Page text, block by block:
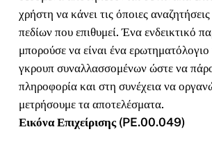
χρήστη να κάνει τις όποιες
πεδίων που επιθυμεί. Ένα ενδεικτικό
μπορούσε να είναι ένα
γκρουπ συναλλασσομένων ώστε να
πληροφορία και στη συνέχεια να
μετρήσουμε τα αποτελέσματα.
Εικόνα Επιχείρισης (PE.00.049)